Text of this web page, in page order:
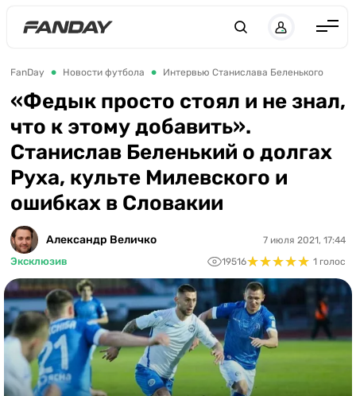
Англия
Испания
Германия
Италия
Франция
Украина
ЛЧ
ЧЕ-2028
Букмекеры
Казино
FanDay Новости футбола Интервью Станислава Беленького
«Федык просто стоял и не знал,
что к этому добавить».
Станислав Беленький о долгах
Руха, культе Милевского и
ошибках в Словакии
Александр Величко
Эксклюзив
7 июля 2021, 17:44
19516★★★★★
★★★★★ 1 голос